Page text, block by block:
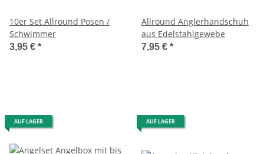
10er Set Allround Posen /
Schwimmer
3,95 € *
Allround Anglerhandschuh
aus Edelstahlgewebe
7,95 € *
AUF LAGER AUF LAGER